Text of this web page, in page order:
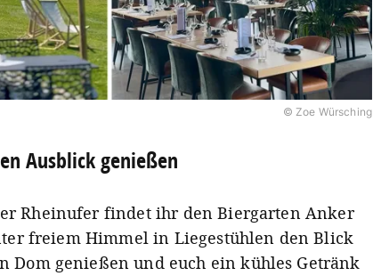
© Zoe Würsching
Ausblick genießen
Rheinufer findet ihr den Biergarten Anker
freiem Himmel in Liegestühlen den Blick
Dom genießen und euch ein kühles Getränk